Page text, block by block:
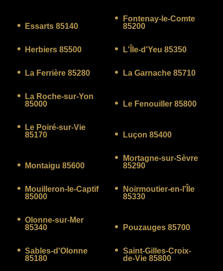
Essarts 85140
Fontenay-le-Comte
85200
Herbiers 85500 L'Île-d'Yeu 85350
La Ferrière 85280 La Garnache 85710
La Roche-sur-Yon
85000
Le Fenouiller 85800
Le Poiré-sur-Vie
85170
Luçon 85400
Montaigu 85600
Mortagne-sur-Sèvre
85290
Mouilleron-le-Captif
85000
Noirmoutier-en-l'Île
85330
Olonne-sur-Mer
85340
Pouzauges 85700
Sables-d'Olonne
85180
Saint-Gilles-Croix-
de-Vie 85800